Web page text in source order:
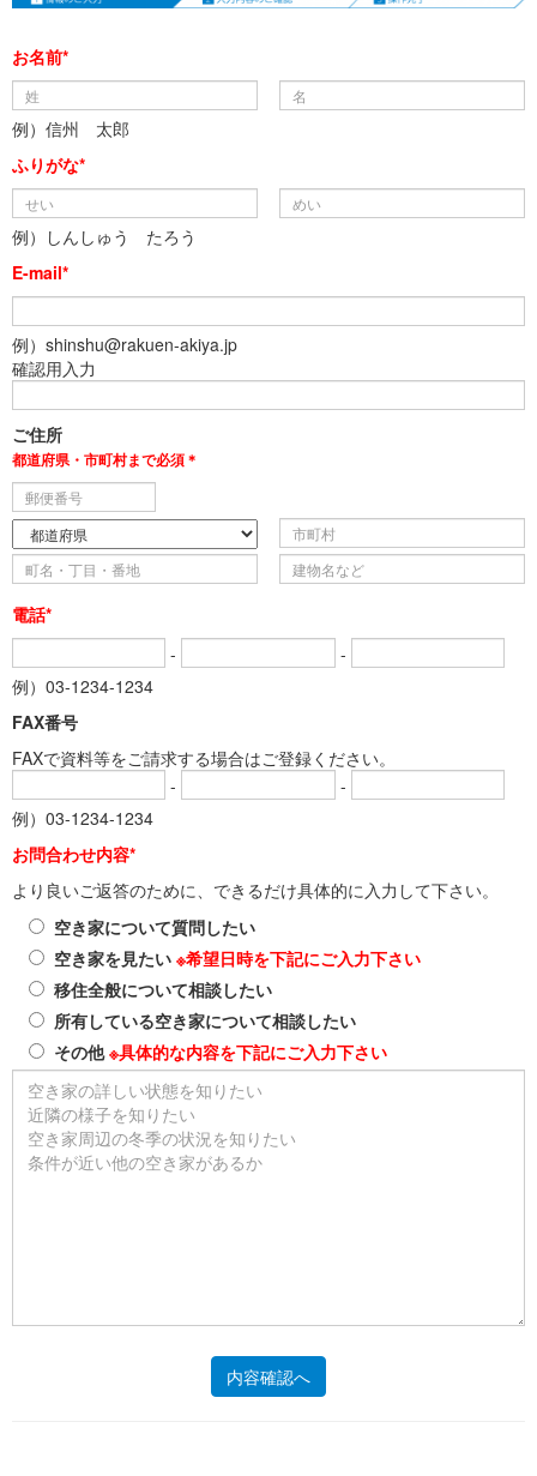
お名前*
例）信州 太郎
ふりがな*
例）しんしゅう たろう
E-mail*
例）shinshu@rakuen-akiya.jp
確認用入力
ご住所
都道府県・市町村まで必須＊
電話*
-
-
例）03-1234-1234
FAX番号
FAXで資料等をご請求する場合はご登録ください。
-
-
例）03-1234-1234
お問合わせ内容*
より良いご返答のために、できるだけ具体的に入力して下さい。
空き家について質問したい
空き家を見たい ※希望日時を下記にご入力下さい
移住全般について相談したい
所有している空き家について相談したい
その他※具体的な内容を下記にご入力下さい